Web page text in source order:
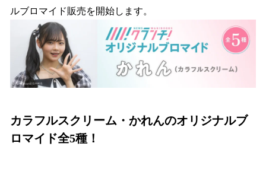
込
み
で
す
ルブロマイド販売を開始します。
カラフルスクリーム・かれんのオリジナルブ
ロマイド全5種！